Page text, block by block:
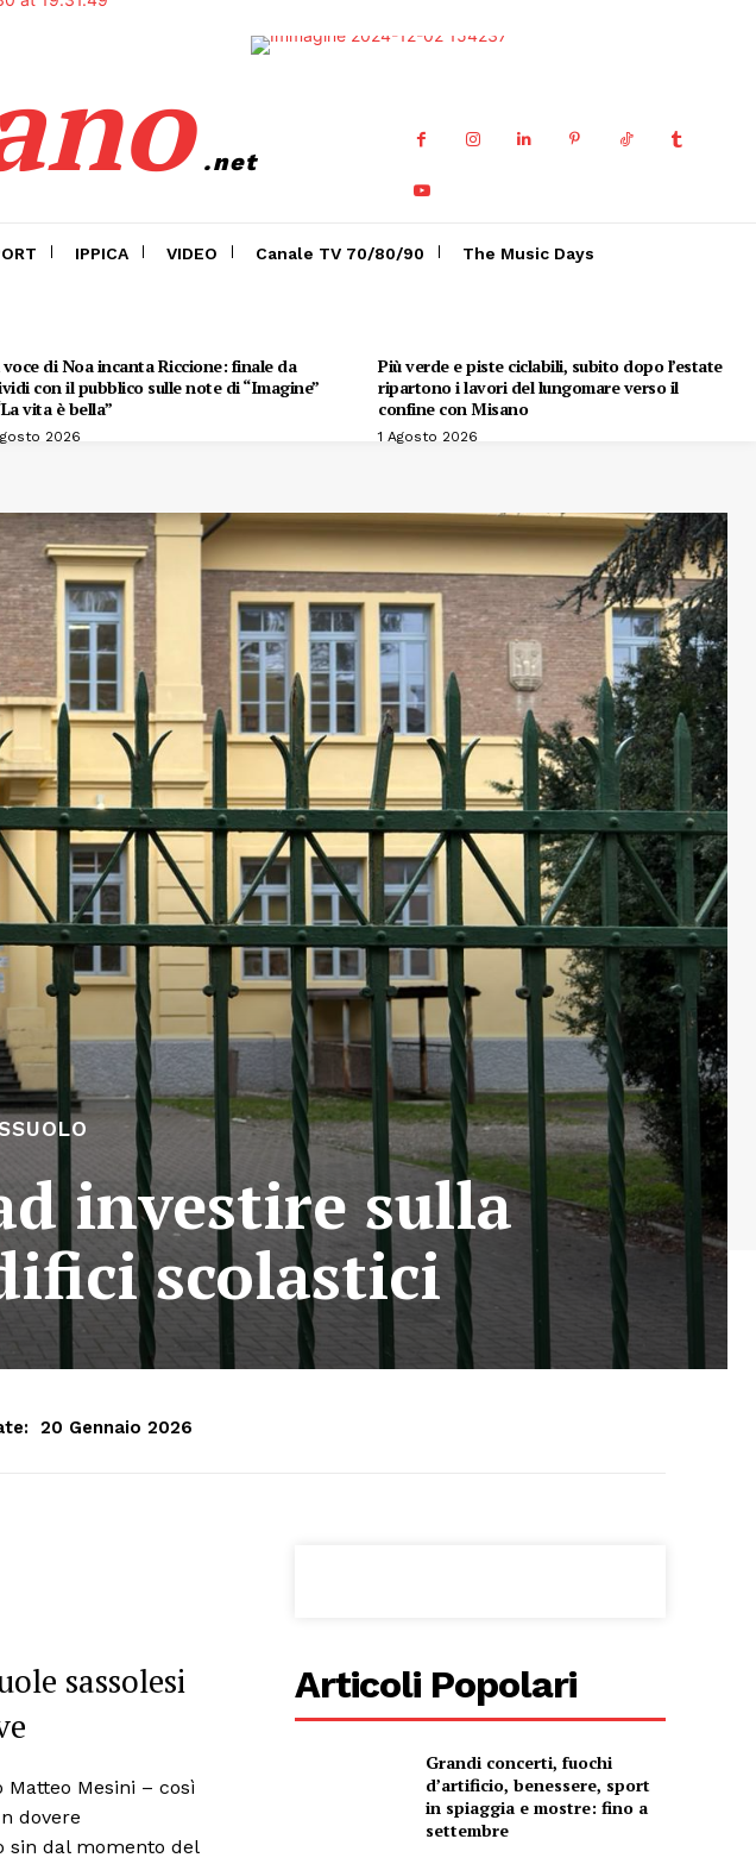
.net
IPPICA VIDEO Canale TV 70/80/90 The Music Days
voce di Noa incanta Riccione: finale da
con il pubblico sulle note di “Imagine”
vita è bella”
2026
Più verde e piste ciclabili, subito dopo l’estate
ripartono i lavori del lungomare verso il
confine con Misano
1 Agosto 2026
investire sulla
scolastici
20 Gennaio 2026
sassolesi
Mesini – così
dovere
sin dal momento del
Articoli Popolari
Grandi concerti, fuochi
d’artificio, benessere, sport
in spiaggia e mostre: fino a
settembre